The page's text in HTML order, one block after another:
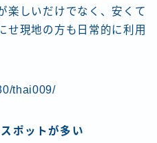
楽しいだけでなく、安くて
せ現地の方も日常的に利用
thai009/
ポットが多い